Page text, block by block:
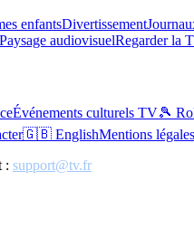
enfantsDivertissement
Paysage audiovisuelRegarder la
Événements culturels TV🎾
🇬🇧 EnglishMentions légales
: support@tv.fr